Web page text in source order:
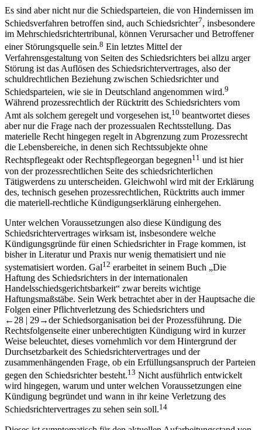
Es sind aber nicht nur die Schiedsparteien, die von Hindernissen im
Schiedsverfahren betroffen sind, auch Schiedsrichter7, insbesondere
im Mehrschiedsrichtertribunal, können Verursacher und Betroffener
einer Störungsquelle sein.8 Ein letztes Mittel der
Verfahrensgestaltung von Seiten des Schiedsrichters bei allzu arger
Störung ist das Auflösen des Schiedsrichtervertrages, also der
schuldrechtlichen Beziehung zwischen Schiedsrichter und
Schiedsparteien, wie sie in Deutschland angenommen wird.9
Während prozessrechtlich der Rücktritt des Schiedsrichters vom
Amt als solchem geregelt und vorgesehen ist,10 beantwortet dieses
aber nur die Frage nach der prozessualen Rechtsstellung. Das
materielle Recht hingegen regelt in Abgrenzung zum Prozessrecht
die Lebensbereiche, in denen sich Rechtssubjekte ohne
Rechtspflegeakt oder Rechtspflegeorgan begegnen11 und ist hier
von der prozessrechtlichen Seite des schiedsrichterlichen
Tätigwerdens zu unterscheiden. Gleichwohl wird mit der Erklärung
des, technisch gesehen prozessrechtlichen, Rücktritts auch immer
die materiell-rechtliche Kündigungserklärung einhergehen.
Unter welchen Voraussetzungen also diese Kündigung des
Schiedsrichtervertrages wirksam ist, insbesondere welche
Kündigungsgründe für einen Schiedsrichter in Frage kommen, ist
bisher in Literatur und Praxis nur wenig thematisiert und nie
systematisiert worden. Gal12 erarbeitet in seinem Buch „Die
Haftung des Schiedsrichters in der internationalen
Handelsschiedsgerichtsbarkeit“ zwar bereits wichtige
Haftungsmaßstäbe. Sein Werk betrachtet aber in der Hauptsache die
Folgen einer Pflichtverletzung des Schiedsrichters und
←28 | 29→der Schiedsorganisation bei der Prozessführung. Die
Rechtsfolgenseite einer unberechtigten Kündigung wird in kurzer
Weise beleuchtet, dieses vornehmlich vor dem Hintergrund der
Durchsetzbarkeit des Schiedsrichtervertrages und der
zusammenhängenden Frage, ob ein Erfüllungsanspruch der Parteien
gegen den Schiedsrichter besteht.13 Nicht ausführlich entwickelt
wird hingegen, warum und unter welchen Voraussetzungen eine
Kündigung begründet und wann in ihr keine Verletzung des
Schiedsrichtervertrages zu sehen sein soll.14